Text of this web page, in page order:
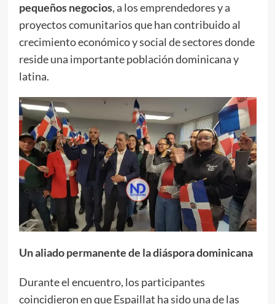
pequeños negocios, a los emprendedores y a
proyectos comunitarios que han contribuido al
crecimiento económico y social de sectores donde
reside una importante población dominicana y
latina.
Un aliado permanente de la diáspora dominicana
Durante el encuentro, los participantes
coincidieron en que Espaillat ha sido una de las